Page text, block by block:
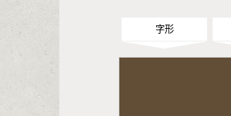
字形